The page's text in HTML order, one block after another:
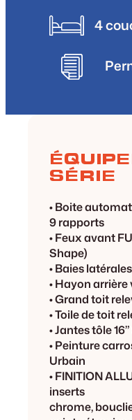
4
SÉRIE
• Boite
9 rapports
• Feux avant
Shape)
• Baies latérales
• Hayon
• Grand toit
• Toile de toit
• Jantes tôle
• Peinture
Urbain
• FINITION
inserts
chrome,